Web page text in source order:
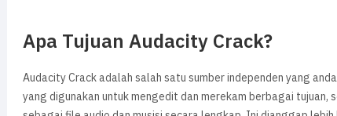
Apa Tujuan Audacity Crack?
Audacity Crack adalah salah satu sumber independen yang
yang digunakan untuk mengedit dan merekam berbagai